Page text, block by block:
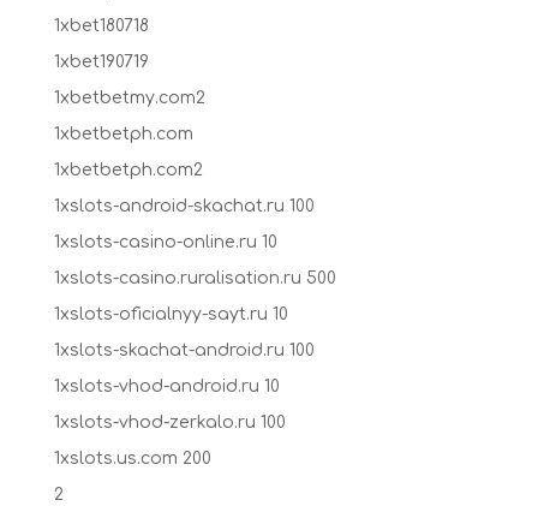
1xbet180718
1xbet190719
1xbetbetmy.com2
1xbetbetph.com
1xbetbetph.com2
1xslots-android-skachat.ru 100
1xslots-casino-online.ru 10
1xslots-casino.ruralisation.ru 500
1xslots-oficialnyy-sayt.ru 10
1xslots-skachat-android.ru 100
1xslots-vhod-android.ru 10
1xslots-vhod-zerkalo.ru 100
1xslots.us.com 200
2